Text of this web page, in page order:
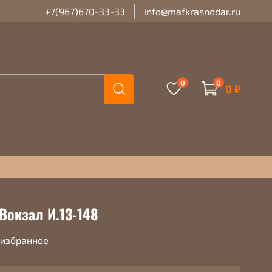
+7(967)670-33-33 info@mafkrasnodar.ru
0 0 0 ₽
И.13-148